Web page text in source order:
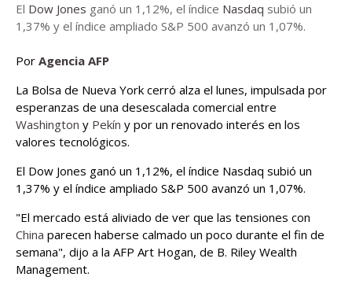
El Dow Jones ganó un 1,12%, el índice Nasdaq subió un
1,37% y el índice ampliado S&P 500 avanzó un 1,07%.
Por Agencia AFP
La Bolsa de Nueva York cerró alza el lunes, impulsada por
esperanzas de una desescalada comercial entre
Washington y Pekín y por un renovado interés en los
valores tecnológicos.
El Dow Jones ganó un 1,12%, el índice Nasdaq subió un
1,37% y el índice ampliado S&P 500 avanzó un 1,07%.
"El mercado está aliviado de ver que las tensiones con
China parecen haberse calmado un poco durante el fin de
semana", dijo a la AFP Art Hogan, de B. Riley Wealth
Management.